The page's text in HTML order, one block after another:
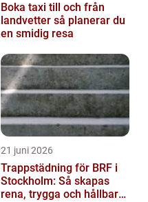
Boka taxi till och från
landvetter så planerar du
en smidig resa
21 juni 2026
Trappstädning för BRF i
Stockholm: Så skapas
rena, trygga och hållbara